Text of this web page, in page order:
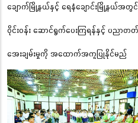
ချောက်မြို့နယ်နှင့် ရေနံချောင်းမြို့နယ်အတွင်
ဝိုင်းဝန်း ဆောင်ရွက်ပေးကြရန်နှင့် ပညာတတ်
အေးချမ်းမှုကို အထောက်အကူပြုနိုင်မည်